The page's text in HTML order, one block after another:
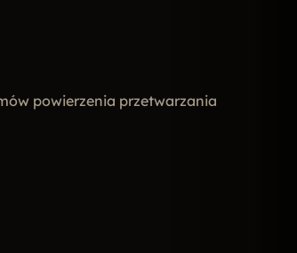
powierzenia przetwarzania